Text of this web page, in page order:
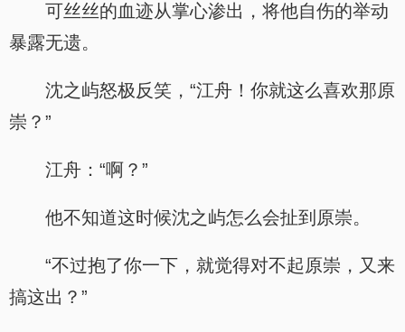
可丝丝的血迹从掌心渗出，将他自伤的举动
暴露无遗。
沈之屿怒极反笑，“江舟！你就这么喜欢那原
崇？”
江舟：“啊？”
他不知道这时候沈之屿怎么会扯到原崇。
“不过抱了你一下，就觉得对不起原崇，又来
搞这出？”